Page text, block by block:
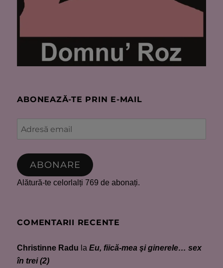
ABONEAZĂ-TE PRIN E-MAIL
Adresă
email
ABONARE
Alătură-te celorlalți 769 de abonați.
COMENTARII RECENTE
Christinne Radu laEu, fiică-mea şi ginerele… sex
în trei (2)